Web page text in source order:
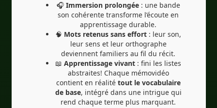
🎧 Immersion prolongée: une bande
son cohérente transforme l’écoute en
apprentissage durable.
🧠 Mots retenus sans effort : leur son,
leur sens et leur orthographe
deviennent familiers au fil du récit.
📖 Apprentissage vivant : fini les listes
abstraites! Chaque mémovidéo
contient en réalité tout le vocabulaire
de base, intégré dans une intrigue qui
rend chaque terme plus marquant.